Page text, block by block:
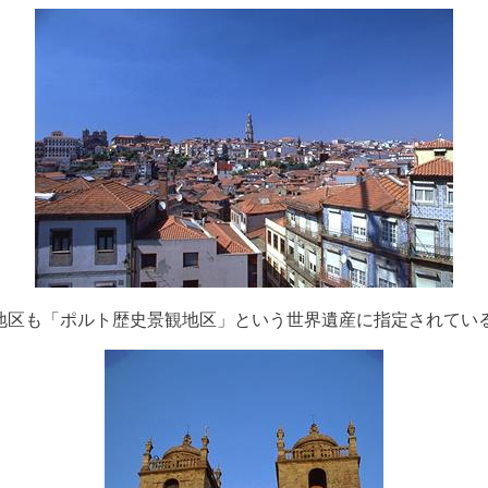
区も「ポルト歴史景観地区」という世界遺産に指定されてい